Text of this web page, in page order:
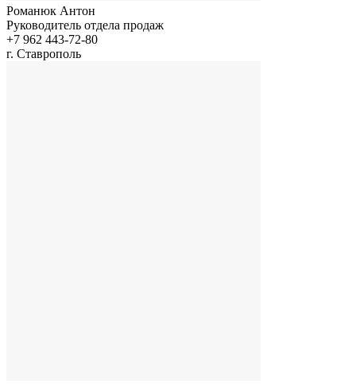
Романюк Антон
Руководитель отдела продаж
+7 962 443-72-80
г. Ставрополь